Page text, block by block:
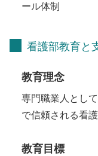
ール体制
看護部教育と
教育理念
専門職業人とし
で信頼される看
教育目標